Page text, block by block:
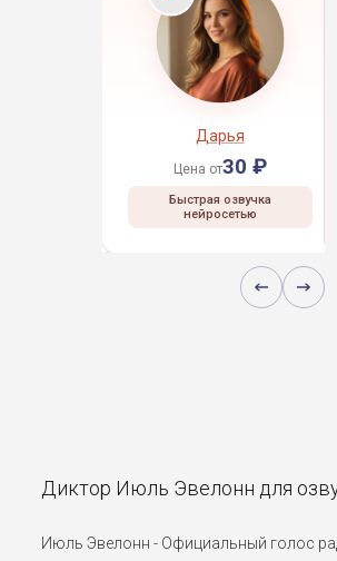
Дарья
Цена от30 ₽
Быстрая озвучка
нейросетью
Диктор Июль Эвелонн для
Июль Эвелонн - Официальный голос